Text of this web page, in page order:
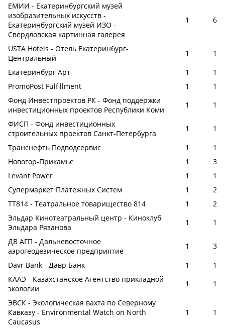
ЕМИИ - Екатеринбургский музей
изобразительных искусств -
Екатеринбургский музей ИЗО -
Свердловская картинная галерея
1 6
USTA Hotels - Отель Екатеринбург-
Центральный
1
1
Екатеринбург Арт
1
1
PromoPost Fulfillment
1
1
Фонд Инвестпроектов РК - Фонд поддержки
инвестиционных проектов Республики Коми
1
1
ФИСП - Фонд инвестиционных
строительных проектов Санкт-Петербурга
1
1
Транснефть Подводсервис
1
1
Новогор-Прикамье
1
3
Levant Power
1
1
Супермаркет Платежных Систем
1
2
ТТ814 - Театральное товарищество 814
1
2
Эльдар Кинотеатральный центр - Киноклуб
Эльдара Рязанова
1
1
ДВ АГП - Дальневосточное
аэрогеодезическое предприятие
1
3
Davr Bank - Давр Банк
1
1
КААЭ - Казахстанское Агентство прикладной
экологии
1
1
ЭВСК - Экологическая вахта по Северному
Кавказу - Environmental Watch on North
Caucasus
1 1